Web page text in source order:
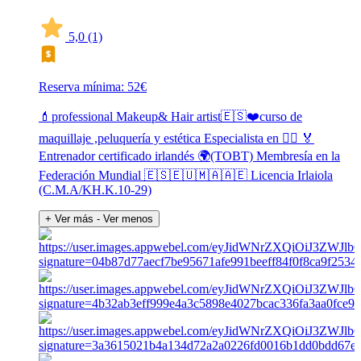
5,0 (1)
Reserva mínima: 52€
💄professional Makeup& Hair artist🇪🇸❤️curso de
maquillaje ,peluquería y estética Especialista en 👰‍♀️ 🏅
Entrenador certificado irlandés 🌍(TOBT) Membresía en la
Federación Mundial 🇪🇸🇪🇺🇲🇦🇦🇪 Licencia Irlaiola
(C.M.A/KH.K.10-29)
+ Ver más - Ver menos